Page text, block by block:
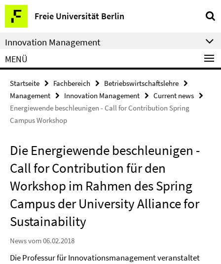
Springe
direkt
zu
Inhalt
Freie Universität Berlin
Service-
Navigation
Innovation Management
MENÜ
Startseite Fachbereich
Betriebswirtschaftslehre
Management
Innovation Management
Current news
Energiewende beschleunigen - Call for Contribution Spring
Campus Workshop
Die Energiewende beschleunigen -
Call for Contribution für den
Workshop im Rahmen des Spring
Campus der University Alliance for
Sustainability
News vom 06.02.2018
Die Professur für Innovationsmanagement veranstaltet